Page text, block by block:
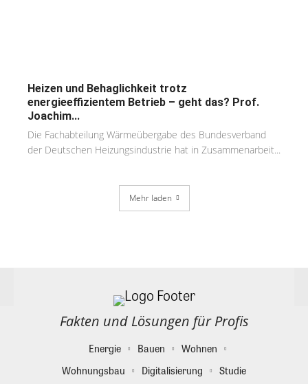
Heizen und Behaglichkeit trotz
energieeffizientem Betrieb – geht das? Prof.
Joachim...
Die Fachabteilung Wärmeübergabe des Bundesverband
der Deutschen Heizungsindustrie hat in Zusammenarbeit...
Mehr laden
Fakten und Lösungen für Profis
Energie Bauen
Wohnen
Wohnungsbau
Digitalisierung
Studie